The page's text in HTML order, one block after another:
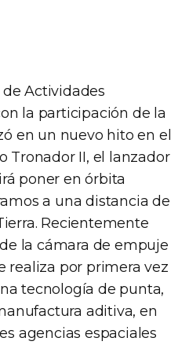
Actividades
la participación de la
en un nuevo hito en el
Tronador II, el lanzador
poner en órbita
a una distancia de
Recientemente
la cámara de empuje
realiza por primera vez
tecnología de punta,
aditiva, en
agencias espaciales